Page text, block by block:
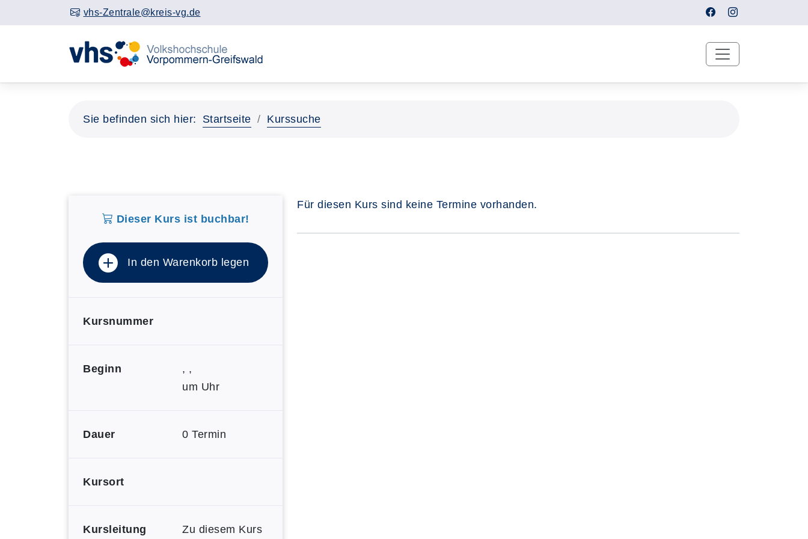
vhs-Zentrale@kreis-vg.de
Sie befinden sich hier: Startseite Kurssuche
Dieser Kurs ist buchbar!
In den Warenkorb legen
Kursnummer
Beginn
, ,
um Uhr
Dauer 0 Termin
Kursort
Kursleitung Zu diesem Kurs
Für diesen Kurs sind keine Termine vorhanden.